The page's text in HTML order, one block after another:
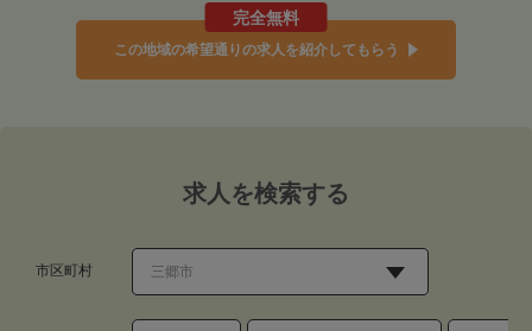
完全無料
この地域の希望通りの求人を紹介してもらう
求人を検索する
市区町村